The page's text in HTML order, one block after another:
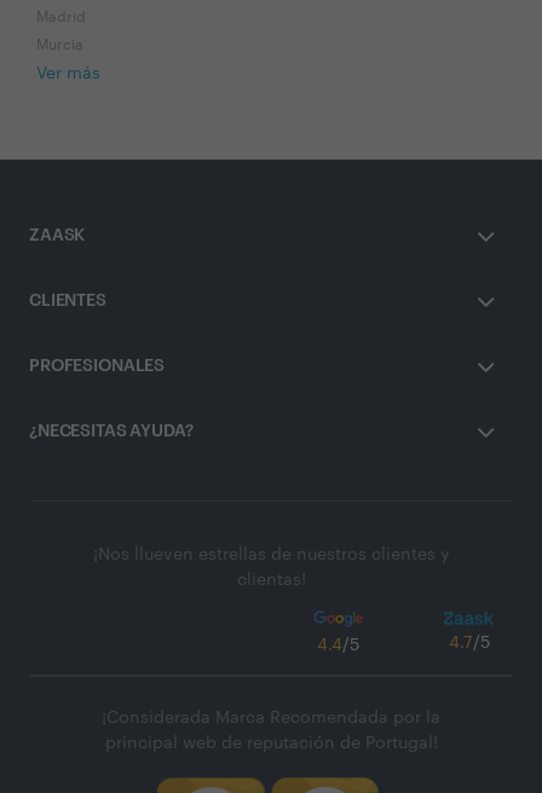
Madrid
Murcia
Ver más
ZAASK
CLIENTES
PROFESIONALES
¿NECESITAS AYUDA?
¡Nos llueven estrellas de nuestros clientes y
clientas!
4.4/5 4.7/5
¡Considerada Marca Recomendada por la
principal web de reputación de Portugal!